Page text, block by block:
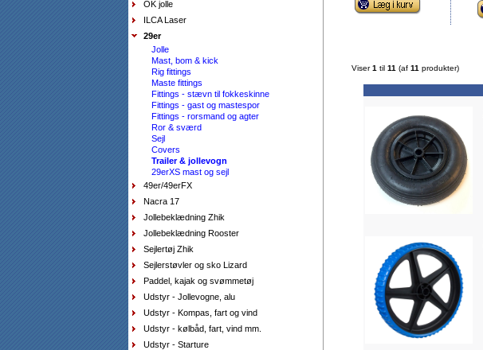
Sejlersko Orca Bay Buffalo, farve mørkebrun
Visir Musto Evolution, hvid
Top Musto, teknisk Rash vest, sort str. large
OK jolle
ILCA Laser
29er
Jolle
Mast, bom & kick
Rig fittings
Maste fittings
Fittings - stævn til fokkeskinne
Fittings - gast og mastespor
Fittings - rorsmand og agter
Ror & sværd
Sejl
Covers
Trailer & jollevogn
29erXS mast og sejl
49er/49erFX
Nacra 17
Jollebeklædning Zhik
Jollebeklædning Rooster
Sejlertøj Zhik
Sejlerstøvler og sko Lizard
Paddel, kajak og svømmetøj
Udstyr - Jollevogne, alu
Udstyr - Kompas, fart og vind
Udstyr - kølbåd, fart, vind mm.
Udstyr - Starture
Viser1 til 11 (af 11 produkter)